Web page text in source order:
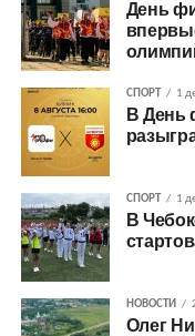
День
СПОРТ 1
В День
СПОРТ 1
В
НОВОСТИ
Олег